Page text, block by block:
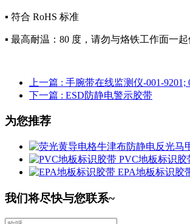
▪ 符合 RoHS 标准
▪ 最高耐温：80 度，请勿与烙铁工作面一起
上一篇 : 手腕带在线监测仪-001-9201;
下一篇 : ESD防静电警示胶带
为您推荐
PVC地板标识胶
EPA地板标识胶
我们将尽快与您联系~